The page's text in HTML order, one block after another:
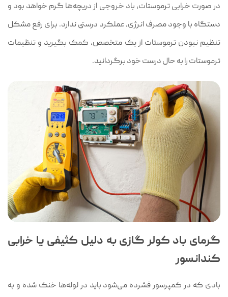
در صورت خرابی ترموستات، باد خروجی از دریچه‎‌ها گرم خواهد بود و
دستگاه با وجود مصرف انرژی، عملکرد درستی ندارد. برای رفع مشکل
تنظیم نبودن ترموستات از یک متخصص، کمک بگیرید و تنظیمات
ترموستات را به حال درست خود برگردانید.
گرمای باد کولر گازی به دلیل کثیفی یا خرابی
کندانسور
بادی که در کمپرسور فشرده می‌شود باید در لوله‌ها خنک شده و به